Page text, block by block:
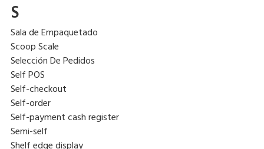
S
Sala de Empaquetado
Scoop Scale
Selección De Pedidos
Self POS
Self-checkout
Self-order
Self-payment cash register
Semi-self